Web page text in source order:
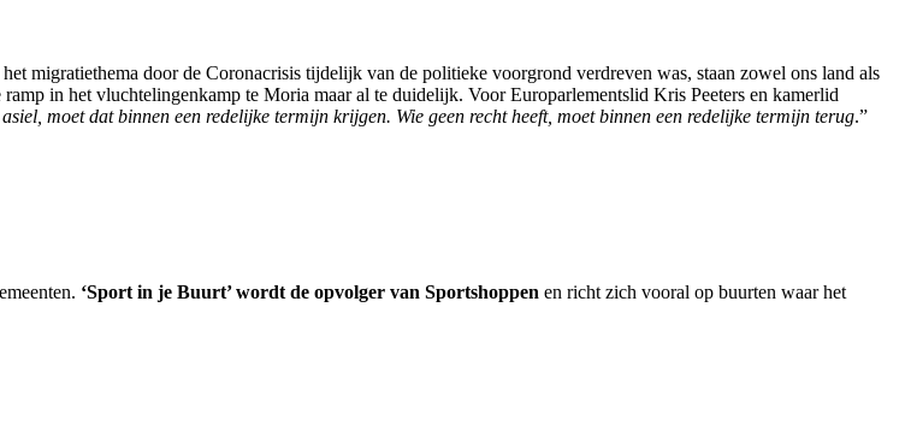
migratiethema door de Coronacrisis tijdelijk van de politieke voorgrond verdreven was, staan zowel ons land als
in het vluchtelingenkamp te Moria maar al te duidelijk. Voor Europarlementslid Kris Peeters en kamerlid
asiel, moet dat binnen een redelijke termijn krijgen. Wie geen recht heeft, moet binnen een redelijke termijn terug.”
‘Sport in je Buurt’ wordt de opvolger van Sportshoppen en richt zich vooral op buurten waar het